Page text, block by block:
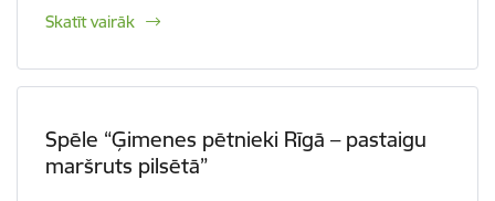
Skatīt vairāk
Spēle “Ģimenes pētnieki Rīgā – pastaigu
maršruts pilsētā”